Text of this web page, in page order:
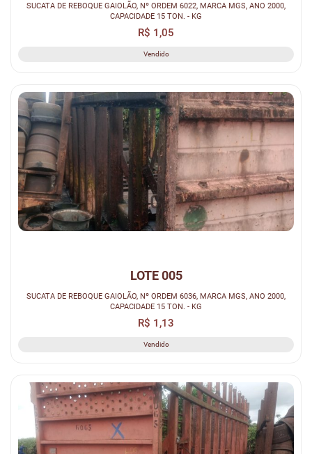
SUCATA DE REBOQUE GAIOLÃO, Nº ORDEM 6022, MARCA MGS, ANO 2000,
CAPACIDADE 15 TON. - KG
R$ 1,05
Vendido
LOTE 005
SUCATA DE REBOQUE GAIOLÃO, Nº ORDEM 6036, MARCA MGS, ANO 2000,
CAPACIDADE 15 TON. - KG
R$ 1,13
Vendido